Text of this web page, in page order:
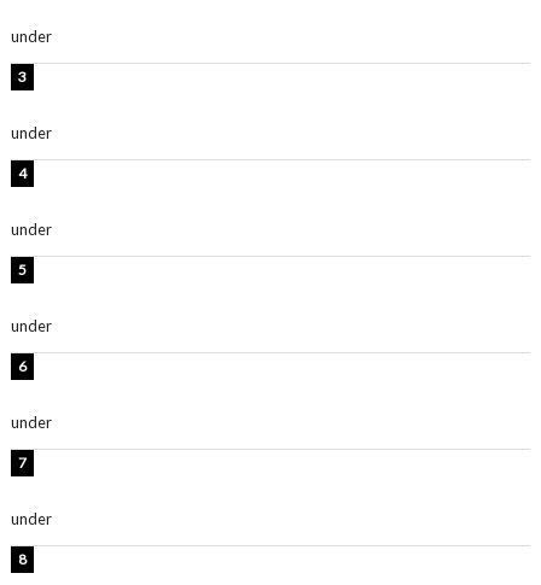
under
under
under
under
under
under